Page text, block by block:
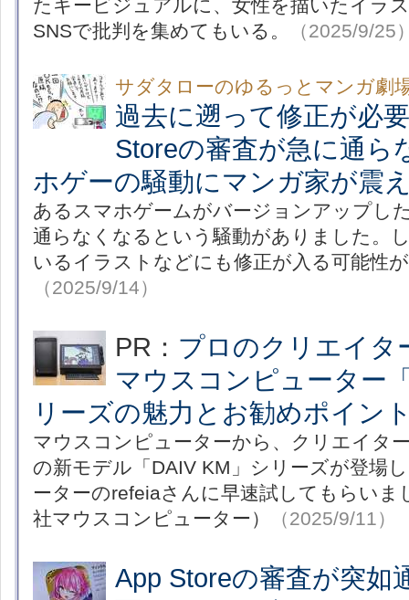
たキービジュアルに、女性を描いたイラ
SNSで批判を集めてもいる。
（2025/9/25
サダタローのゆるっとマンガ劇
過去に遡って修正が必
Storeの審査が急に通ら
ホゲーの騒動にマンガ家が震
あるスマホゲームがバージョンアップし
通らなくなるという騒動がありました。
いるイラストなどにも修正が入る可能性
（2025/9/14）
PR： プロのクリエイタ
マウスコンピューター
リーズの魅力とお勧めポイン
マウスコンピューターから、クリエイタ
の新モデル「DAIV KM」シリーズが登場
ーターのrefeiaさんに早速試してもらいま
社マウスコンピューター）
（2025/9/11）
App Storeの審査が突如